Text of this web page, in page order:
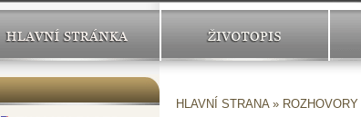
HLAVNÍ STRÁNKA ŽIVOTOPIS
HLAVNÍ STRANA» ROZHOVORY